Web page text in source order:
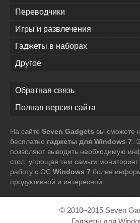
Переводчики
Игры и развлечения
Гаджеты в наборах
Другое
Обратная связь
Полная версия сайта
На сайте Seven Gadgets вы сможете
бесплатно гаджеты для Windows 7 .
позволяют выводить необходимую
стол, упрощая тем самым мониторинг
работу с ОС Windows 7 более
продуктивной и интересной.
© 2010–2015 Seven
Гаджеты для